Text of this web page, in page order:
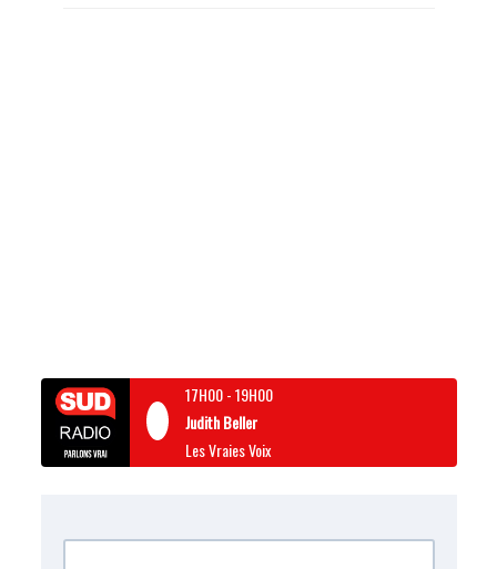
17H00-19H00
Judith Beller
Les Vraies Voix